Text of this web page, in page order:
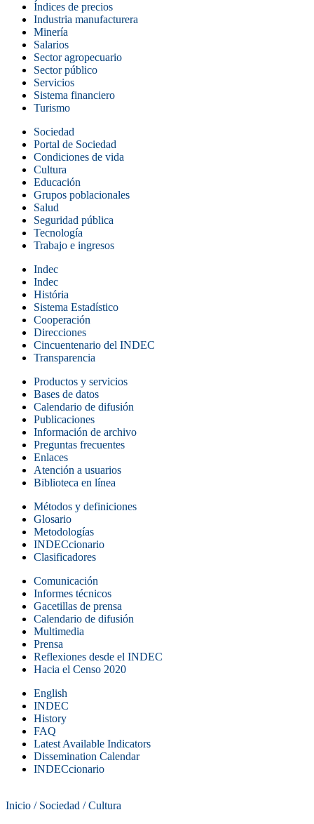
Índices de precios
Industria manufacturera
Minería
Salarios
Sector agropecuario
Sector público
Servicios
Sistema financiero
Turismo
Sociedad
Portal de Sociedad
Condiciones de vida
Cultura
Educación
Grupos poblacionales
Salud
Seguridad pública
Tecnología
Trabajo e ingresos
Indec
Indec
História
Sistema Estadístico
Cooperación
Direcciones
Cincuentenario del INDEC
Transparencia
Productos y servicios
Bases de datos
Calendario de difusión
Publicaciones
Información de archivo
Preguntas frecuentes
Enlaces
Atención a usuarios
Biblioteca en línea
Métodos y definiciones
Glosario
Metodologías
INDECcionario
Clasificadores
Comunicación
Informes técnicos
Gacetillas de prensa
Calendario de difusión
Multimedia
Prensa
Reflexiones desde el INDEC
Hacia el Censo 2020
English
INDEC
History
FAQ
Latest Available Indicators
Dissemination Calendar
INDECcionario
Inicio / Sociedad /Cultura